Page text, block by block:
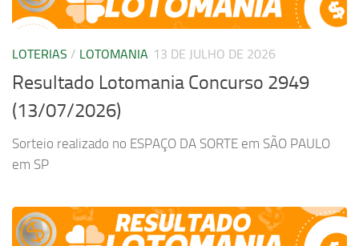
LOTERIAS / LOTOMANIA 13 DE JULHO DE 2026
Resultado Lotomania Concurso 2949
(13/07/2026)
Sorteio realizado no ESPAÇO DA SORTE em SÃO PAULO
em SP